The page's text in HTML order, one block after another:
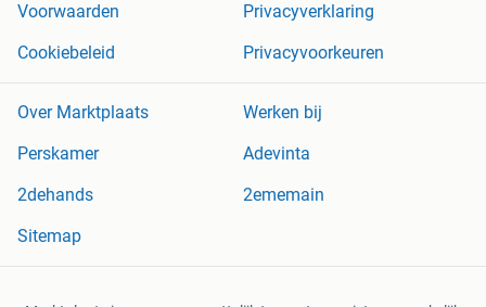
Voorwaarden
Privacyverklaring
Cookiebeleid
Privacyvoorkeuren
Over Marktplaats
Werken bij
Perskamer
Adevinta
2dehands
2ememain
Sitemap